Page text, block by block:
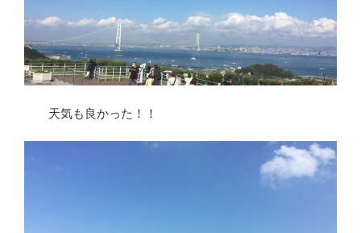
天気も良かった！！